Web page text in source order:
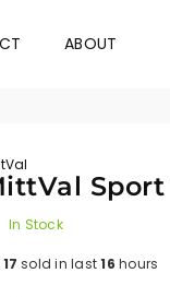
ABOUT
In Stock
17 sold in last16 hours